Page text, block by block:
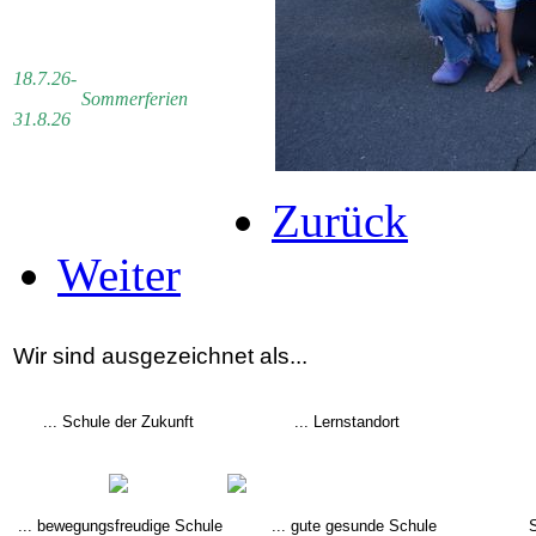
18.7.26-
31.8.26
Sommerferien
Zurück
Weiter
Wir sind ausgezeichnet als...
... Schule der Zukunft ... Lernstandort
... bewegungsfreudige Schule ... gute gesunde Schule